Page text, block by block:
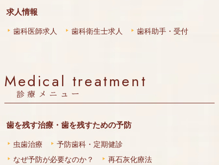
求人情報
歯科医師求人 歯科衛生士求人 歯科助手・受付
Medical treatment
診療メニュー
歯を残す治療・歯を残すための予防
虫歯治療
予防歯科・定期健診
なぜ予防が必要なのか？
再石灰化療法